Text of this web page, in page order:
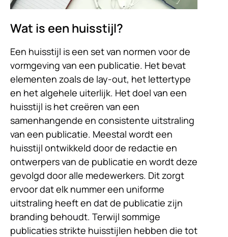
Wat is een huisstijl?
Een huisstijl is een set van normen voor de
vormgeving van een publicatie. Het bevat
elementen zoals de lay-out, het lettertype
en het algehele uiterlijk. Het doel van een
huisstijl is het creëren van een
samenhangende en consistente uitstraling
van een publicatie. Meestal wordt een
huisstijl ontwikkeld door de redactie en
ontwerpers van de publicatie en wordt deze
gevolgd door alle medewerkers. Dit zorgt
ervoor dat elk nummer een uniforme
uitstraling heeft en dat de publicatie zijn
branding behoudt. Terwijl sommige
publicaties strikte huisstijlen hebben die tot